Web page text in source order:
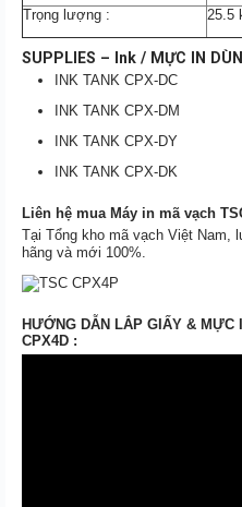
Trọng lượng :
25.5
SUPPLIES – Ink / MỰC IN
INK TANK CPX-DC
INK TANK CPX-DM
INK TANK CPX-DY
INK TANK CPX-DK
Liên hệ mua Máy in mã vạch
Tại Tổng kho mã vạch Việt Nam,
hãng và mới 100%.
HƯỚNG DẪN LẮP GIẤY & MỰC
CPX4D :